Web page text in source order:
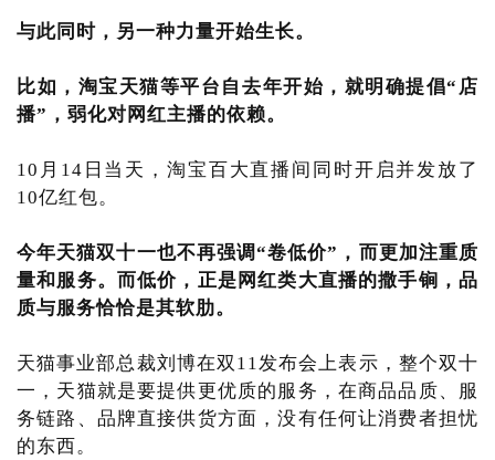
与此同时，另一种力量开始生长。
比如，淘宝天猫等平台自去年开始，就明确提倡“店
播”，弱化对网红主播的依赖。
10月14日当天，淘宝百大直播间同时开启并发放了
10亿红包。
今年天猫双十一也不再强调“卷低价”，而更加注重质
量和服务。而低价，正是网红类大直播的撒手锏，品
质与服务恰恰是其软肋。
天猫事业部总裁刘博在双11发布会上表示，整个双十
一，天猫就是要提供更优质的服务，在商品品质、服
务链路、品牌直接供货方面，没有任何让消费者担忧
的东西。